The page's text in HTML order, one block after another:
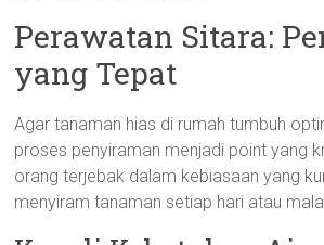
Perawatan Sitara:
yang Tepat
Agar tanaman hias di rumah tumbuh
proses penyiraman menjadi point yang
orang terjebak dalam kebiasaan yang
menyiram tanaman setiap hari atau